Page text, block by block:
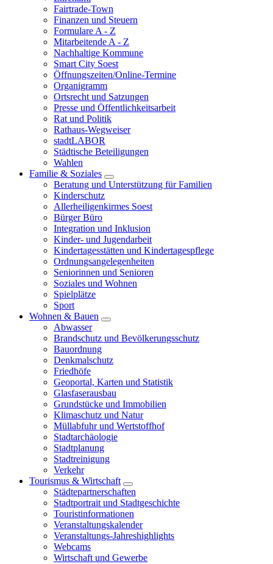
Fairtrade-Town
Finanzen und Steuern
Formulare A - Z
Mitarbeitende A - Z
Nachhaltige Kommune
Smart City Soest
Öffnungszeiten/Online-Termine
Organigramm
Ortsrecht und Satzungen
Presse und Öffentlichkeitsarbeit
Rat und Politik
Rathaus-Wegweiser
stadtLABOR
Städtische Beteiligungen
Wahlen
Familie & Soziales
Beratung und Unterstützung für Familien
Kinderschutz
Allerheiligenkirmes Soest
Bürger Büro
Integration und Inklusion
Kinder- und Jugendarbeit
Kindertagesstätten und Kindertagespflege
Ordnungsangelegenheiten
Seniorinnen und Senioren
Soziales und Wohnen
Spielplätze
Sport
Wohnen & Bauen
Abwasser
Brandschutz und Bevölkerungsschutz
Bauordnung
Denkmalschutz
Friedhöfe
Geoportal, Karten und Statistik
Glasfaserausbau
Grundstücke und Immobilien
Klimaschutz und Natur
Müllabfuhr und Wertstoffhof
Stadtarchäologie
Stadtplanung
Stadtreinigung
Verkehr
Tourismus & Wirtschaft
Städtepartnerschaften
Stadtportrait und Stadtgeschichte
Touristinformationen
Veranstaltungskalender
Veranstaltungs-Jahreshighlights
Webcams
Wirtschaft und Gewerbe